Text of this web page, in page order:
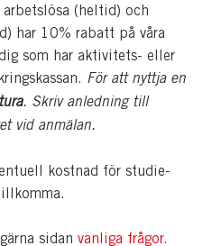
arbetslösa (heltid) och
har 10% rabatt på våra
som har aktivitets- eller
För att nyttja en
. Skriv anledning till
vid anmälan.
kostnad för studie-
sidan vanliga frågor.